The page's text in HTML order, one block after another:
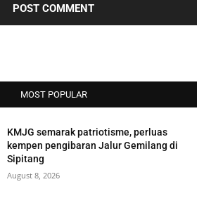
MOST POPULAR
KMJG semarak patriotisme, perluas
kempen pengibaran Jalur Gemilang di
Sipitang
August 8, 2026